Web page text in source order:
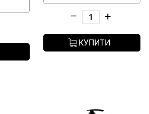
– +
КУПИТИ